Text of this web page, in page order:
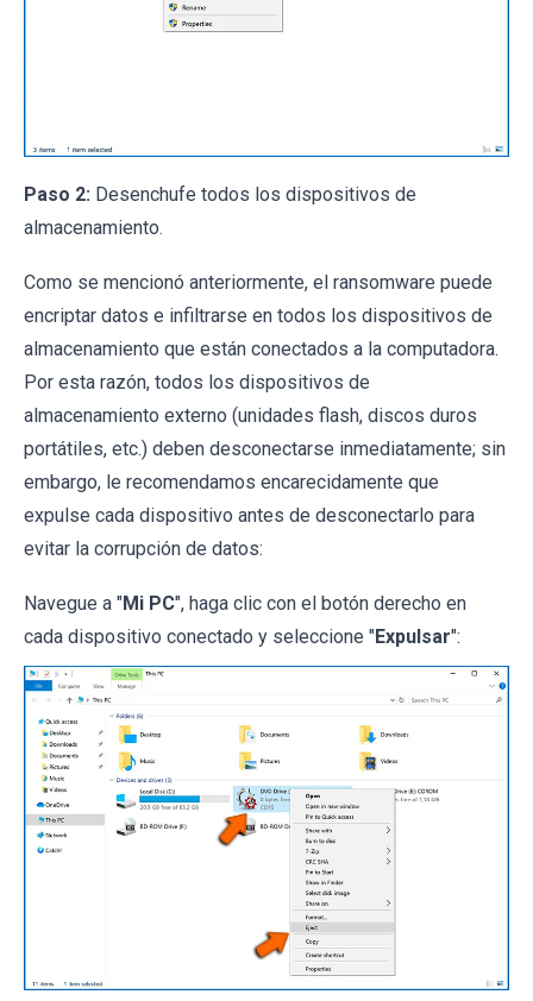
Paso 2: Desenchufe todos los dispositivos de
almacenamiento.
Como se mencionó anteriormente, el ransomware puede
encriptar datos e infiltrarse en todos los dispositivos de
almacenamiento que están conectados a la computadora.
Por esta razón, todos los dispositivos de
almacenamiento externo (unidades flash, discos duros
portátiles, etc.) deben desconectarse inmediatamente; sin
embargo, le recomendamos encarecidamente que
expulse cada dispositivo antes de desconectarlo para
evitar la corrupción de datos:
Navegue a "Mi PC", haga clic con el botón derecho en
cada dispositivo conectado y seleccione "Expulsar":